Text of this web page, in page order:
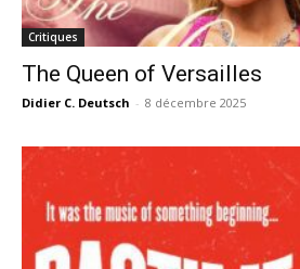
Critiques
The Queen of Versailles
Didier C. Deutsch - 8 décembre 2025